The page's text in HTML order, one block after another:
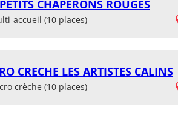
CHAPERONS ROUGES
accueil (10 places)
CRECHE LES ARTISTES CALINS
crèche (10 places)